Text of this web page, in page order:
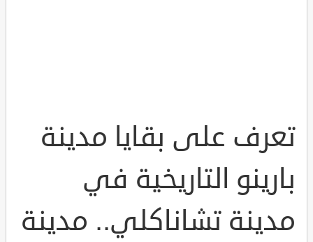
تعرف على بقايا مدينة
بارينو التاريخية في
مدينة تشاناكلي.. مدينة